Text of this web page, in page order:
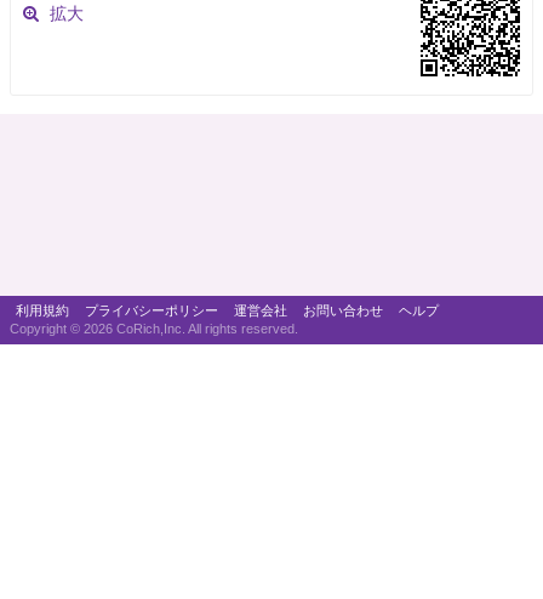
拡大
利用規約 プライバシーポリシー 運営会社 お問い合わせ
ヘルプ
Copyright © 2026 CoRich,Inc. All rights reserved.